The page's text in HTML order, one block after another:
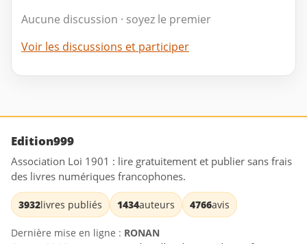
Aucune discussion · soyez le premier
Voir les discussions et participer
Edition999
Association Loi 1901 : lire gratuitement et publier sans frais
des livres numériques francophones.
3932livres publiés 1434auteurs 4766avis
Dernière mise en ligne : RONAN